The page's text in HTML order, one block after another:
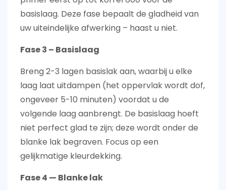
basislaag. Deze fase bepaalt de gladheid van
uw uiteindelijke afwerking – haast u niet.
Fase 3 – Basislaag
Breng 2-3 lagen basislak aan, waarbij u elke
laag laat uitdampen (het oppervlak wordt dof,
ongeveer 5-10 minuten) voordat u de
volgende laag aanbrengt. De basislaag hoeft
niet perfect glad te zijn; deze wordt onder de
blanke lak begraven. Focus op een
gelijkmatige kleurdekking.
Fase 4 — Blanke lak